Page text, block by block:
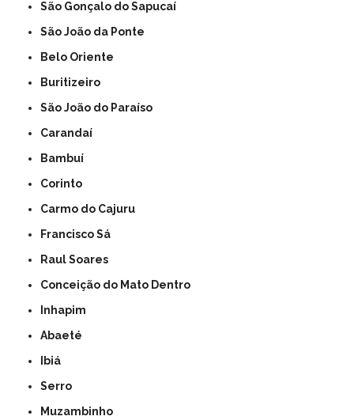
São Gonçalo do Sapucaí
São João da Ponte
Belo Oriente
Buritizeiro
São João do Paraíso
Carandaí
Bambuí
Corinto
Carmo do Cajuru
Francisco Sá
Raul Soares
Conceição do Mato Dentro
Inhapim
Abaeté
Ibiá
Serro
Muzambinho